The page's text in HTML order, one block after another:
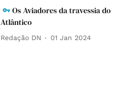
Os Aviadores da travessia do
Atlântico
Redação DN 01 Jan 2024